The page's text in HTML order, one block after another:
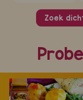
Zoek